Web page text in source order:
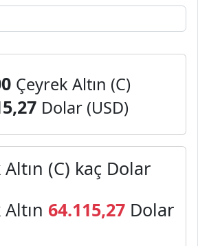
Çeyrek Altın (C)
Dolar (USD)
(C) kaç Dolar
64.115,27 Dolar